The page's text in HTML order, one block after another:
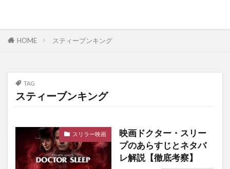
HOME スティーブンキング
TAG
スティーブンキング
スリラー映画
映画ドクター・スリー
プのあらすじとネタバ
レ解説【徹底考察】